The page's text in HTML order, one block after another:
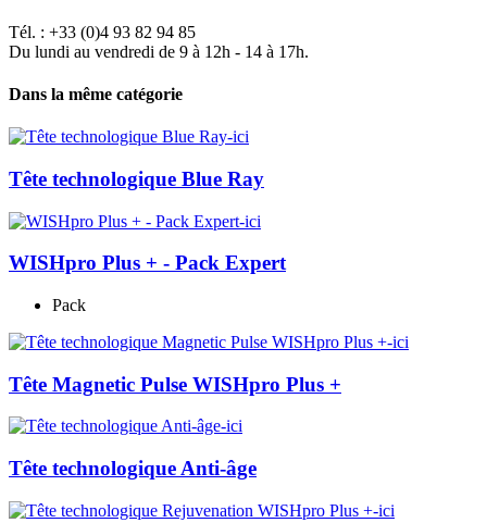
Tél. : +33 (0)4 93 82 94 85
Du lundi au vendredi de 9 à 12h - 14 à 17h.
Dans la même catégorie
Tête technologique Blue Ray
WISHpro Plus + - Pack Expert
Pack
Tête Magnetic Pulse WISHpro Plus +
Tête technologique Anti-âge